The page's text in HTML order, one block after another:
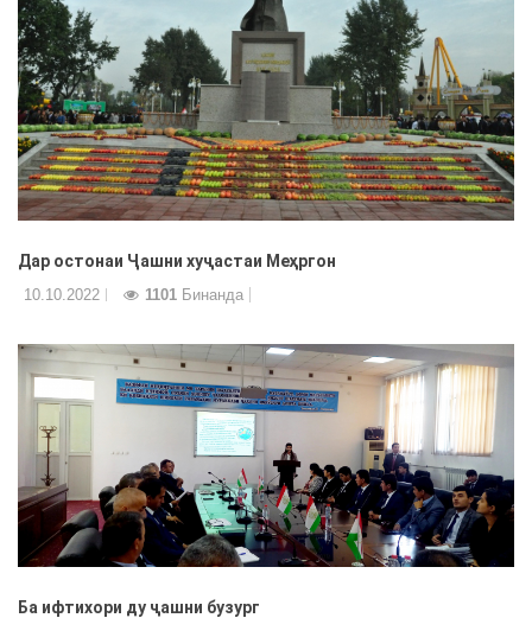
Дар остонаи Ҷашни хуҷастаи Меҳргон
10.10.2022 1101 Бинанда
Ба ифтихори ду ҷашни бузург